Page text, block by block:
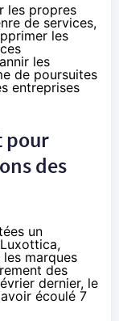
les propres
de services,
les
les
de poursuites
entreprises
pour
des
un
marques
des
dernier, le
écoulé 7